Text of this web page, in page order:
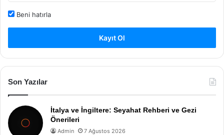
Beni hatırla
Kayıt Ol
Son Yazılar
İtalya ve İngiltere: Seyahat Rehberi ve Gezi
Önerileri
Admin 7 Ağustos 2026